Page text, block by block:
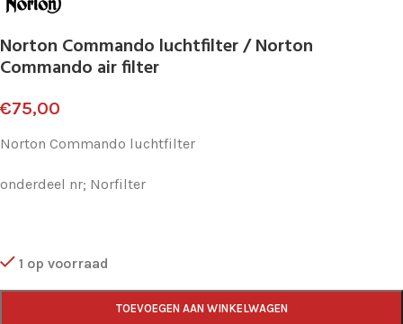
Norton Commando luchtfilter / Norton
Commando air filter
€75,00
Norton Commando luchtfilter
onderdeel nr; Norfilter
1 op voorraad
TOEVOEGEN AAN WINKELWAGEN